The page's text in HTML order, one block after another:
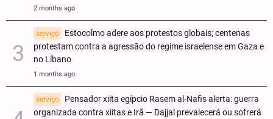
2 months ago
serviço
Estocolmo adere aos protestos globais; centenas
protestam contra a agressão do regime israelense em Gaza e
no Líbano
1 months ago
serviço
Pensador xiita egípcio Rasem al-Nafis alerta: guerra
organizada contra xiitas e Irã — Dajjal prevalecerá ou sofrerá